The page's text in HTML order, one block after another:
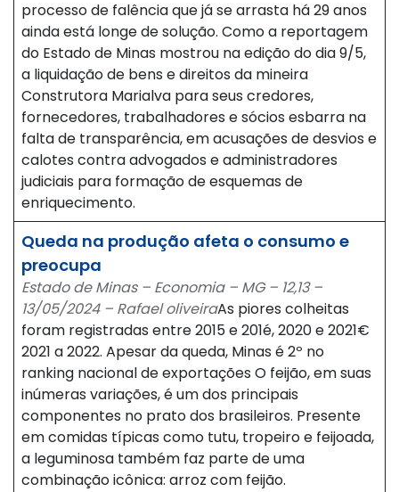
processo de falência que já se arrasta há 29 anos
ainda está longe de solução. Como a reportagem
do Estado de Minas mostrou na edição do dia 9/5,
a liquidação de bens e direitos da mineira
Construtora Marialva para seus credores,
fornecedores, trabalhadores e sócios esbarra na
falta de transparência, em acusações de desvios e
calotes contra advogados e administradores
judiciais para formação de esquemas de
enriquecimento.
Queda na produção afeta o consumo e
preocupa
Estado de Minas – Economia – MG – 12,13 –
13/05/2024 – Rafael oliveiraAs piores colheitas
foram registradas entre 2015 e 201é, 2020 e 2021€
2021 a 2022. Apesar da queda, Minas é 2º no
ranking nacional de exportações O feijão, em suas
inúmeras variações, é um dos principais
componentes no prato dos brasileiros. Presente
em comidas típicas como tutu, tropeiro e feijoada,
a leguminosa também faz parte de uma
combinação icônica: arroz com feijão.